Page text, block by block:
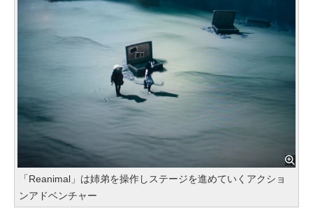
「Reanimal」は姉弟を操作しステージを進めていくアクショ
ンアドベンチャー